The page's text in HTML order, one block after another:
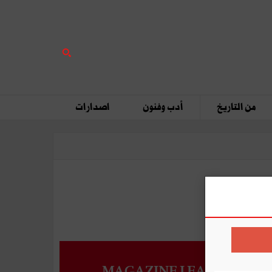
من التاريخ أدب وفنون اصدارات